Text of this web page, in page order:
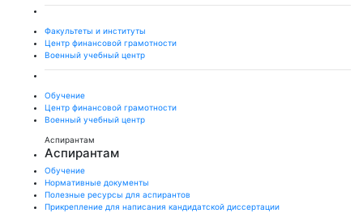
Факультеты и институты
Центр финансовой грамотности
Военный учебный центр
Обучение
Центр финансовой грамотности
Военный учебный центр
Аспирантам
Аспирантам
Обучение
Нормативные документы
Полезные ресурсы для аспирантов
Прикрепление для написания кандидатской диссертации